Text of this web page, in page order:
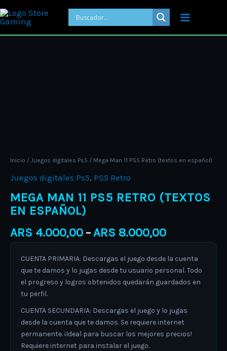
Ir
al
contenido
Inicio / Juegos digitales Ps5 / Mega Man 11 PS5 Retro (textos en español)
Juegos digitales Ps5, PS5 Retro
MEGA MAN 11 PS5 RETRO (TEXTOS
EN ESPAÑOL)
ARS 4.000,00 –ARS 8.000,00
CUENTA PRIMARIA: Descargas el juego desde la cuenta
que te damos y lo jugas desde tu usuario personal. Todo
el progreso y logros obtenidos quedarán guardados en
tu perfil.
CUENTA SECUNDARIA: Descargas el juego y lo jugas
desde la cuenta que te damos. Se requiere internet
permanente. ¡Ideal para buscar los mejores precios!
Requiere internet para instalar el juego.
cantidad